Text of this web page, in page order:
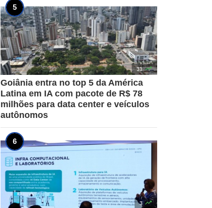
31 
Goiânia entra no top 5 da América
Latina em IA com pacote de R$ 78
milhões para data center e veículos
autônomos
3 